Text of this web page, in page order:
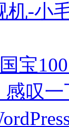
机-小
宝
叹